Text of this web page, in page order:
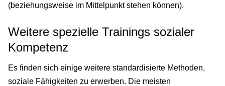
(beziehungsweise im Mittelpunkt stehen können).
Weitere spezielle Trainings sozialer
Kompetenz
Es finden sich einige weitere standardisierte Methoden,
soziale Fähigkeiten zu erwerben. Die meisten